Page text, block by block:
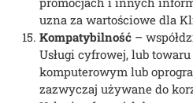
uzna za wartościowe dla
Kompatybilność –
Usługi cyfrowej, lub
komputerowym lub
zazwyczaj używane do